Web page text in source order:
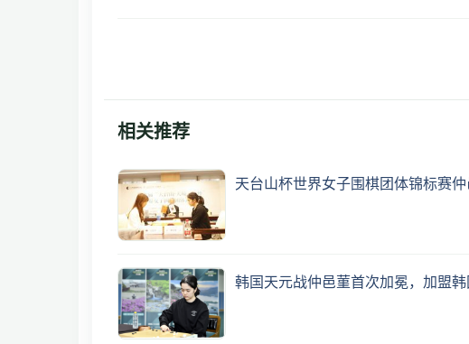
相关推荐
天台山杯世界女子围棋团体锦标赛
韩国天元战仲邑菫首次加冕，加盟